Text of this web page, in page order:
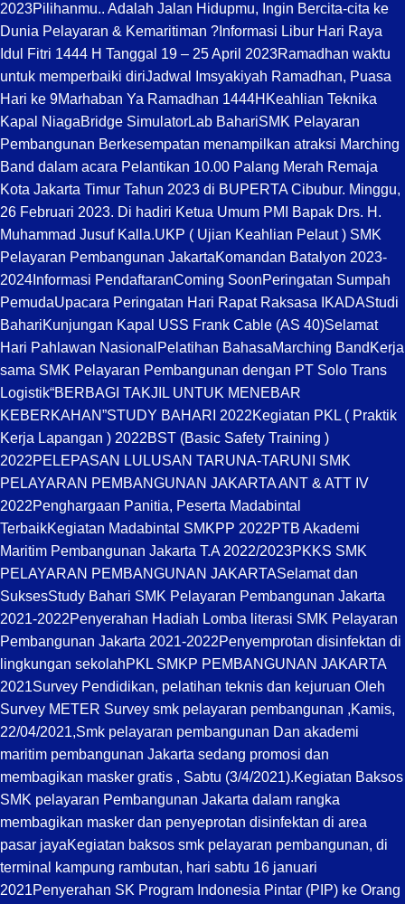
2023Pilihanmu.. Adalah Jalan Hidupmu, Ingin Bercita-cita ke
Dunia Pelayaran & Kemaritiman ? Informasi Libur Hari Raya
Idul Fitri 1444 H Tanggal 19 – 25 April 2023Ramadhan waktu
untuk memperbaiki diriJadwal Imsyakiyah Ramadhan, Puasa
Hari ke 9Marhaban Ya Ramadhan 1444H Keahlian Teknika
Kapal NiagaBridge SimulatorLab BahariSMK Pelayaran
Pembangunan Berkesempatan menampilkan atraksi Marching
Band dalam acara Pelantikan 10.00 Palang Merah Remaja
Kota Jakarta Timur Tahun 2023 di BUPERTA Cibubur. Minggu,
26 Februari 2023. Di hadiri Ketua Umum PMI Bapak Drs. H.
Muhammad Jusuf Kalla.UKP ( Ujian Keahlian Pelaut ) SMK
Pelayaran Pembangunan JakartaKomandan Batalyon 2023-
2024 Informasi PendaftaranComing SoonPeringatan Sumpah
PemudaUpacara Peringatan Hari Rapat Raksasa IKADAStudi
BahariKunjungan Kapal USS Frank Cable (AS 40)Selamat
Hari Pahlawan Nasional Pelatihan BahasaMarching Band Kerja
sama SMK Pelayaran Pembangunan dengan PT Solo Trans
Logistik“BERBAGI TAKJIL UNTUK MENEBAR
KEBERKAHAN”STUDY BAHARI 2022Kegiatan PKL ( Praktik
Kerja Lapangan ) 2022BST (Basic Safety Training )
2022PELEPASAN LULUSAN TARUNA-TARUNI SMK
PELAYARAN PEMBANGUNAN JAKARTA ANT & ATT IV
2022Penghargaan Panitia, Peserta Madabintal
TerbaikKegiatan Madabintal SMKPP 2022PTB Akademi
Maritim Pembangunan Jakarta T.A 2022/2023PKKS SMK
PELAYARAN PEMBANGUNAN JAKARTASelamat dan
SuksesStudy Bahari SMK Pelayaran Pembangunan Jakarta
2021-2022Penyerahan Hadiah Lomba literasi SMK Pelayaran
Pembangunan Jakarta 2021-2022Penyemprotan disinfektan di
lingkungan sekolahPKL SMKP PEMBANGUNAN JAKARTA
2021Survey Pendidikan, pelatihan teknis dan kejuruan Oleh
Survey METER Survey smk pelayaran pembangunan ,Kamis,
22/04/2021,Smk pelayaran pembangunan Dan akademi
maritim pembangunan Jakarta sedang promosi dan
membagikan masker gratis , Sabtu (3/4/2021).Kegiatan Baksos
SMK pelayaran Pembangunan Jakarta dalam rangka
membagikan masker dan penyeprotan disinfektan di area
pasar jayaKegiatan baksos smk pelayaran pembangunan, di
terminal kampung rambutan, hari sabtu 16 januari
2021Penyerahan SK Program Indonesia Pintar (PIP) ke Orang